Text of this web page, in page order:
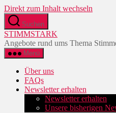
Direkt zum Inhalt wechseln
Suchen
STIMMSTARK
Angebote rund ums Thema
Menü
Über uns
FAQs
Newsletter erhalten
Newsletter erhalten
Unsere bisherigen